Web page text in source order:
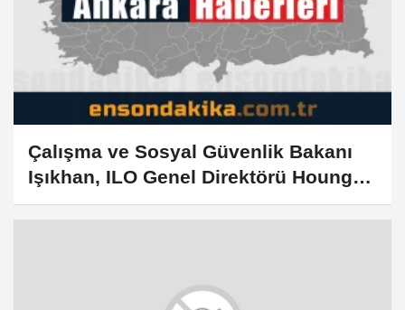
Çalışma ve Sosyal Güvenlik Bakanı
Işıkhan, ILO Genel Direktörü Houngbo
ile görüştü